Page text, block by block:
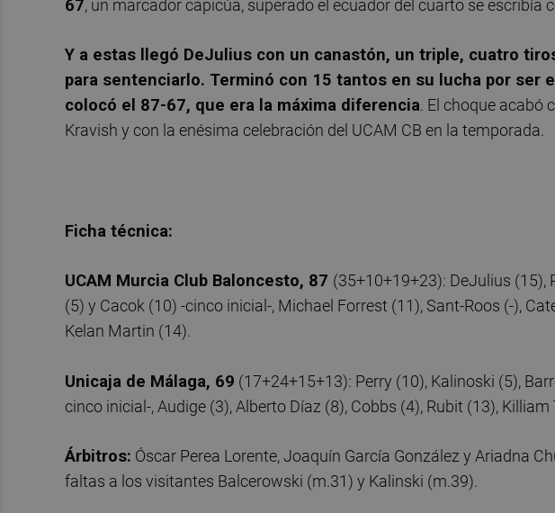
67, un marcador capicúa, superado el ecuador del cuarto se escribía
Y a estas llegó DeJulius con un canastón, un triple, cuatro
para sentenciarlo. Terminó con 15 tantos en su lucha por ser
colocó el 87-67, que era la máxima diferencia. El choque acabó
Kravish y con la enésima celebración del UCAM CB en la temporada.
Ficha técnica:
UCAM Murcia Club Baloncesto, 87 (35+10+19+23): DeJulius (15),
(5) y Cacok (10) -cinco inicial-, Michael Forrest (11), Sant-Roos (-),
Kelan Martin (14).
Unicaja de Málaga, 69 (17+24+15+13): Perry (10), Kalinoski (5),
cinco inicial-, Audige (3), Alberto Díaz (8), Cobbs (4), Rubit (13),
Árbitros: Óscar Perea Lorente, Joaquín García González y Ariadna
faltas a los visitantes Balcerowski (m.31) y Kalinski (m.39).